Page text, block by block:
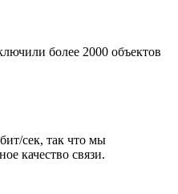
более 2000 объектов
сек, так что мы
качество связи.